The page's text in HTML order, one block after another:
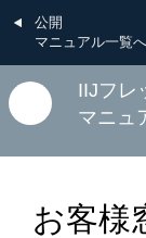
公開
マニュアル一覧へ
IIJフレ
マニュ
お客様